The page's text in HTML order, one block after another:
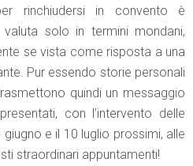
rinchiudersi in convento è
solo in termini mondani,
se vista come risposta a una
Pur essendo storie personali
quindi un messaggio
con l’intervento delle
e il 10 luglio prossimi, alle
straordinari appuntamenti!